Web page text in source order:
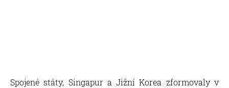
Spojené státy, Singapur a Jižní Korea zformovaly v